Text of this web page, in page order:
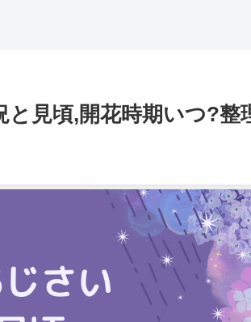
と見頃,開花時期いつ?整